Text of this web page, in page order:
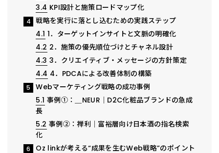
3.4 KPI設計と施策ロードマップ化
4
戦略を実行に落とし込むための実践ステップ
4.1 1．ターゲットインサイトと文脈の明確化
4.2 2．施策の優先順位づけとチャネル設計
4.3 3．クリエイティブ・メッセージの方針策定
4.4 4．PDCAによる改善体制の構築
5
Webマーケティング戦略の成功事例
5.1 事例①：＿NEUR｜D2C化粧品ブランドの急成
長
5.2 事例②：禅利｜富裕層向け日本酒の指名検索
化
6 Oz linkが考える“成果を生むWeb戦略”のポイント